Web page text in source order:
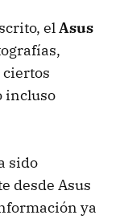
elAsus
incluso
sido
desde Asus
ya